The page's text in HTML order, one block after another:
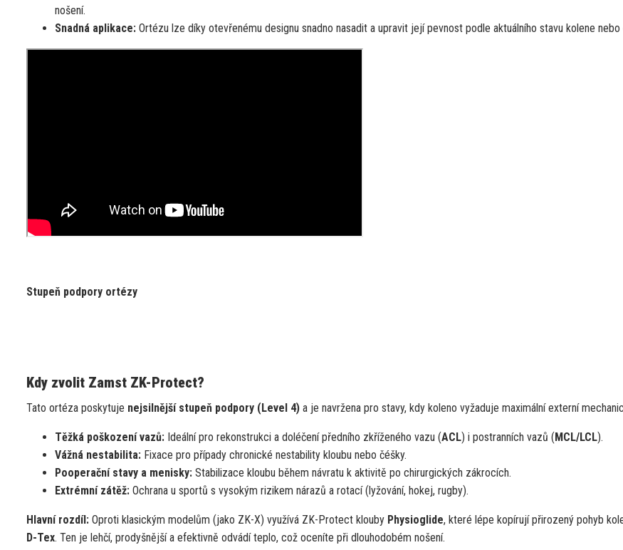
nošení.
Snadná aplikace: Ortézu lze díky otevřenému designu snadno nasadit a upravit její pevnost podle aktuálního stavu kolene nebo
Stupeň podpory ortézy
Kdy zvolit Zamst ZK-Protect?
Tato ortéza poskytuje nejsilnější stupeň podpory (Level 4) a je navržena pro stavy, kdy koleno vyžaduje maximální externí
Těžká poškození vazů: Ideální pro rekonstrukci a doléčení předního zkříženého vazu (ACL) i postranních vazů (MCL/LCL).
Vážná nestabilita: Fixace pro případy chronické nestability kloubu nebo čéšky.
Pooperační stavy a menisky: Stabilizace kloubu během návratu k aktivitě po chirurgických zákrocích.
Extrémní zátěž: Ochrana u sportů s vysokým rizikem nárazů a rotací (lyžování, hokej, rugby).
Hlavní rozdíl: Oproti klasickým modelům (jako ZK-X) využívá ZK-Protect klouby Physioglide, které lépe kopírují přirozený pohyb
D-Tex. Ten je lehčí, prodyšnější a efektivně odvádí teplo, což oceníte při dlouhodobém nošení.